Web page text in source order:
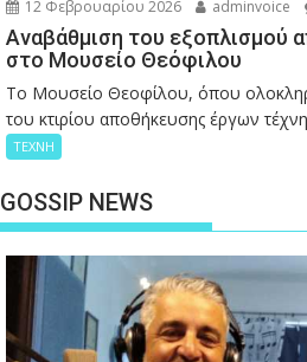
12 Φεβρουαρίου 2026 adminvoice
Αναβάθμιση του εξοπλισμού
στο Μουσείο Θεόφιλου
Το Μουσείο Θεοφίλου, όπου
του κτιρίου αποθήκευσης έργων
ΤΕΧΝΗ
GOSSIP NEWS